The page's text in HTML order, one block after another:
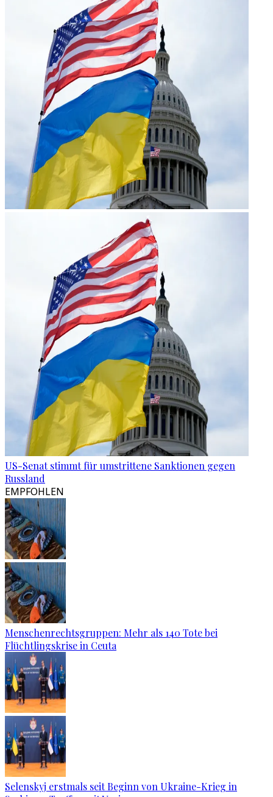
US-Senat stimmt für umstrittene Sanktionen gegen
Russland
EMPFOHLEN
Menschenrechtsgruppen: Mehr als 140 Tote bei
Flüchtlingskrise in Ceuta
Selenskyj erstmals seit Beginn von Ukraine-Krieg in